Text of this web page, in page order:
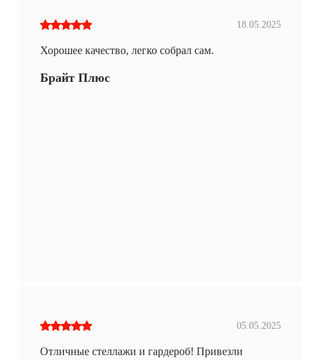
18.05.2025
Хорошее качество, легко собрал сам.
Брайт Плюс
05.05.2025
Отличные стеллажи и гардероб! Привезли